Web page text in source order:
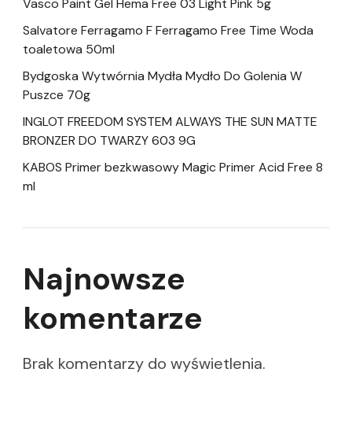
Vasco Paint Gel Hema Free 03 Light Pink 5g
Salvatore Ferragamo F Ferragamo Free Time Woda
toaletowa 50ml
Bydgoska Wytwórnia Mydła Mydło Do Golenia W
Puszce 70g
INGLOT FREEDOM SYSTEM ALWAYS THE SUN MATTE
BRONZER DO TWARZY 603 9G
KABOS Primer bezkwasowy Magic Primer Acid Free 8
ml
Najnowsze
komentarze
Brak komentarzy do wyświetlenia.